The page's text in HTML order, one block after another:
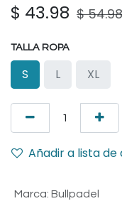
$ 43.98 $54.98
TALLA ROPA
S L XL
Añadir a lista de
Marca: Bullpadel